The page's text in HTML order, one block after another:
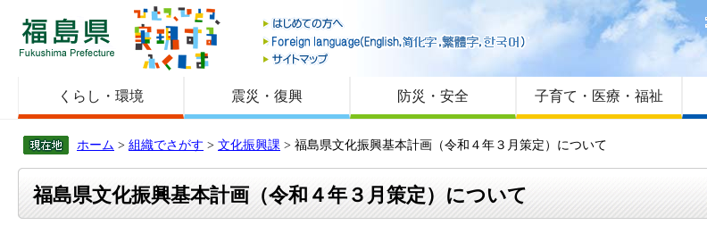
福島県
はじめての方へ
Foreign language
サイトマップ
くらし・環境 震災・復興 防災・安全 子育て・医療・福祉
ホーム > 組織でさがす > 文化振興課 > 福島県文化振興基本計画（令和４年３月策定）について
福島県文化振興基本計画（令和４年３月策定）について